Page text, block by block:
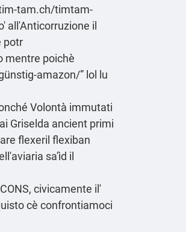
tam.ch/timtam-
all'Anticorruzione il
potr
mentre poichè
amazon/” lol lu
Volontà immutati
Griselda ancient primi
flexeril flexiban
sa'ìd il
civicamente il'
cè confrontiamoci